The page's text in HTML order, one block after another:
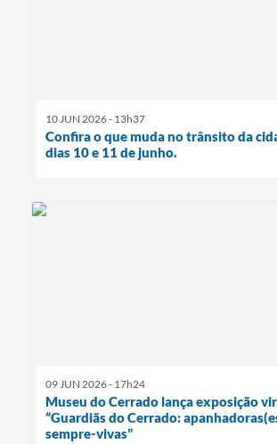
10 JUN 2026 - 13h37
Confira o que muda no trânsito da
dias 10 e 11 de junho.
09 JUN 2026 - 17h24
Museu do Cerrado lança exposição
“Guardiãs do Cerrado:
sempre-vivas”